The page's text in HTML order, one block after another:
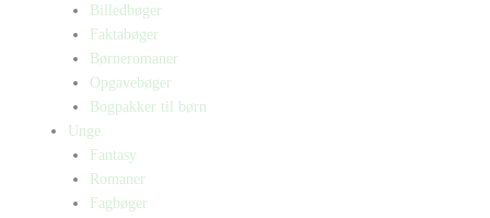
Billedbøger
Faktabøger
Børneromaner
Opgavebøger
Bogpakker til børn
Unge
Fantasy
Romaner
Fagbøger